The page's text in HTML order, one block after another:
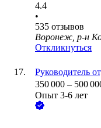
4.4
•
535 отзывов
Воронеж, р-н
Откликнуться
Руководитель
350 000 – 500
Опыт 3-6 лет